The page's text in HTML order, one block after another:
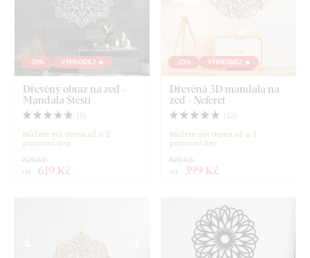
-25% VÝPRODEJ 🔥
Dřevěný obraz na zeď -
Mandala Štěstí
( 9 )
Můžete mít doma už o 2
pracovní dny
od 619 Kč
829 Kč
-25% VÝPRODEJ 🔥
Dřevěná 3D mandala na
zeď - Neferet
( 12)
Můžete mít doma už o 1
pracovní den
od 399 Kč
529 Kč